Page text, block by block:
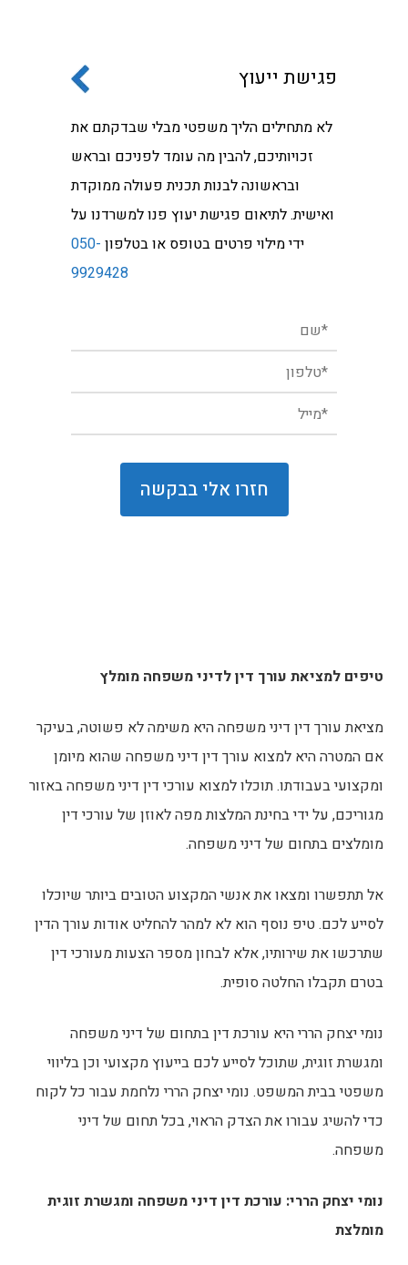
פגישת ייעוץ
לא מתחילים הליך משפטי מבלי שבדקתם את
זכויותיכם, להבין מה עומד לפניכם ובראש
ובראשונה לבנות תכנית פעולה ממוקדת
ואישית. לתיאום פגישת יעוץ פנו למשרדנו על
ידי מילוי פרטים בטופס או בטלפון 050-
9929428
טיפים למציאת עורך דין לדיני משפחה מומלץ
מציאת עורך דין דיני משפחה היא משימה לא פשוטה, בעיקר
אם המטרה היא למצוא עורך דין דיני משפחה שהוא מיומן
ומקצועי בעבודתו. תוכלו למצוא עורכי דין דיני משפחה באזור
מגוריכם, על ידי בחינת המלצות מפה לאוזן של עורכי דין
מומלצים בתחום של דיני משפחה.
אל תתפשרו ומצאו את אנשי המקצוע הטובים ביותר שיוכלו
לסייע לכם. טיפ נוסף הוא לא למהר להחליט אודות עורך הדין
שתרכשו את שירותיו, אלא לבחון מספר הצעות מעורכי דין
בטרם תקבלו החלטה סופית.
נומי יצחק הררי היא עורכת דין בתחום של דיני משפחה
ומגשרת זוגית, שתוכל לסייע לכם בייעוץ מקצועי וכן בליווי
משפטי בבית המשפט. נומי יצחק הררי נלחמת עבור כל לקוח
כדי להשיג עבורו את הצדק הראוי, בכל תחום של דיני
משפחה.
נומי יצחק הררי: עורכת דין דיני משפחה ומגשרת זוגית
מומלצת